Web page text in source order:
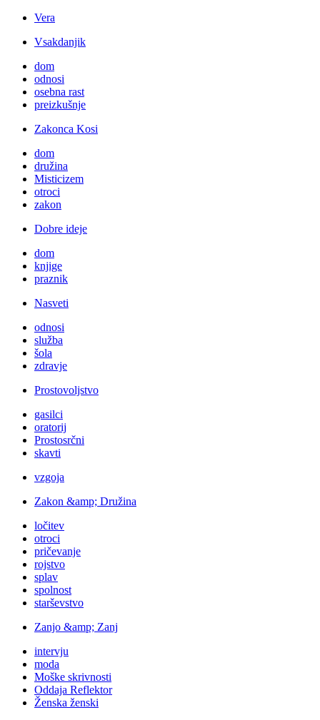
Vera
Vsakdanjik
dom
odnosi
osebna rast
preizkušnje
Zakonca Kosi
dom
družina
Misticizem
otroci
zakon
Dobre ideje
dom
knjige
praznik
Nasveti
odnosi
služba
šola
zdravje
Prostovoljstvo
gasilci
oratorij
Prostosrčni
skavti
vzgoja
Zakon &amp; Družina
ločitev
otroci
pričevanje
rojstvo
splav
spolnost
starševstvo
Zanjo &amp; Zanj
intervju
moda
Moške skrivnosti
Oddaja Reflektor
Ženska ženski